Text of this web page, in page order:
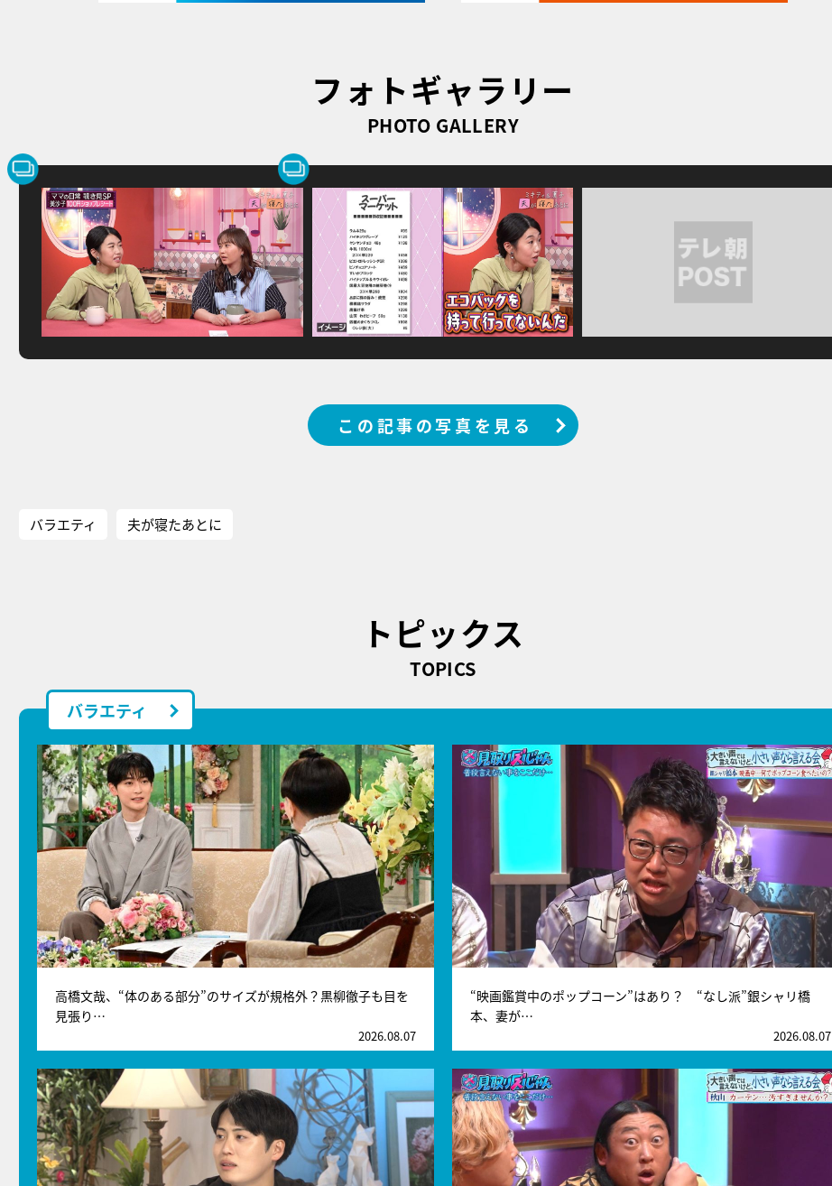
フォトギャラリー
PHOTO GALLERY
この記事の写真を見る
バラエティ 夫が寝たあとに
トピックス
TOPICS
バラエティ
高橋文哉、“体のある部分”のサイズが規格外？黒柳徹子も目を
見張り…
2026.08.07
“映画鑑賞中のポップコーン”はあり？ “なし派”銀シャリ橋
本、妻が…
2026.08.07